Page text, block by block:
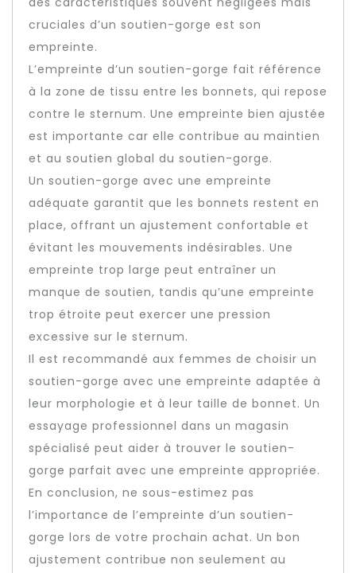
cruciales d’un soutien-gorge est son
empreinte.
L’empreinte d’un soutien-gorge fait référence
à la zone de tissu entre les bonnets, qui repose
contre le sternum. Une empreinte bien ajustée
est importante car elle contribue au maintien
et au soutien global du soutien-gorge.
Un soutien-gorge avec une empreinte
adéquate garantit que les bonnets restent en
place, offrant un ajustement confortable et
évitant les mouvements indésirables. Une
empreinte trop large peut entraîner un
manque de soutien, tandis qu’une empreinte
trop étroite peut exercer une pression
excessive sur le sternum.
Il est recommandé aux femmes de choisir un
soutien-gorge avec une empreinte adaptée à
leur morphologie et à leur taille de bonnet. Un
essayage professionnel dans un magasin
spécialisé peut aider à trouver le soutien-
gorge parfait avec une empreinte appropriée.
En conclusion, ne sous-estimez pas
l’importance de l’empreinte d’un soutien-
gorge lors de votre prochain achat. Un bon
ajustement contribue non seulement au